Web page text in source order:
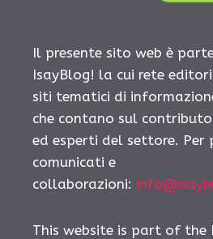
Il presente sito web è
IsayBlog! la cui rete
siti tematici di
che contano sul
ed esperti del settore. Per
comunicati e
collaborazioni:
This website is part of the